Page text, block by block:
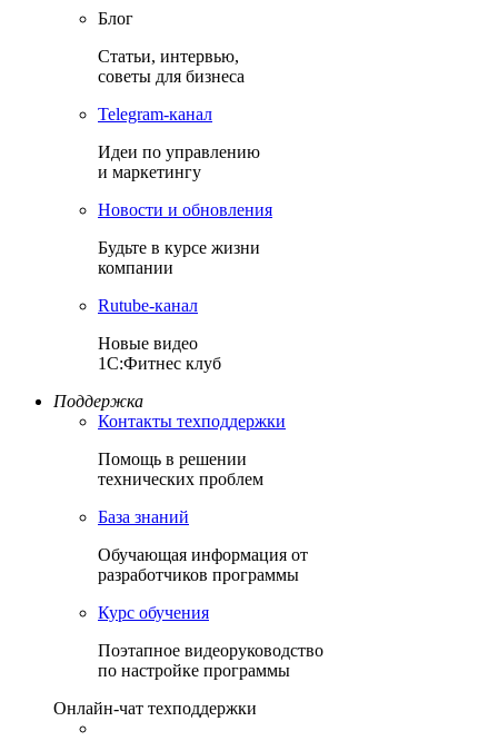
Блог
Статьи, интервью,
советы для бизнеса
Теlegram-канал
Идеи по управлению
и маркетингу
Новости и обновления
Будьте в курсе жизни
компании
Rutube-канал
Новые видео
1С:Фитнес клуб
Поддержка
Контакты техподдержки
Помощь в решении
технических проблем
База знаний
Обучающая информация от
разработчиков программы
Курс обучения
Поэтапное видеоруководство
по настройке программы
Онлайн-чат техподдержки